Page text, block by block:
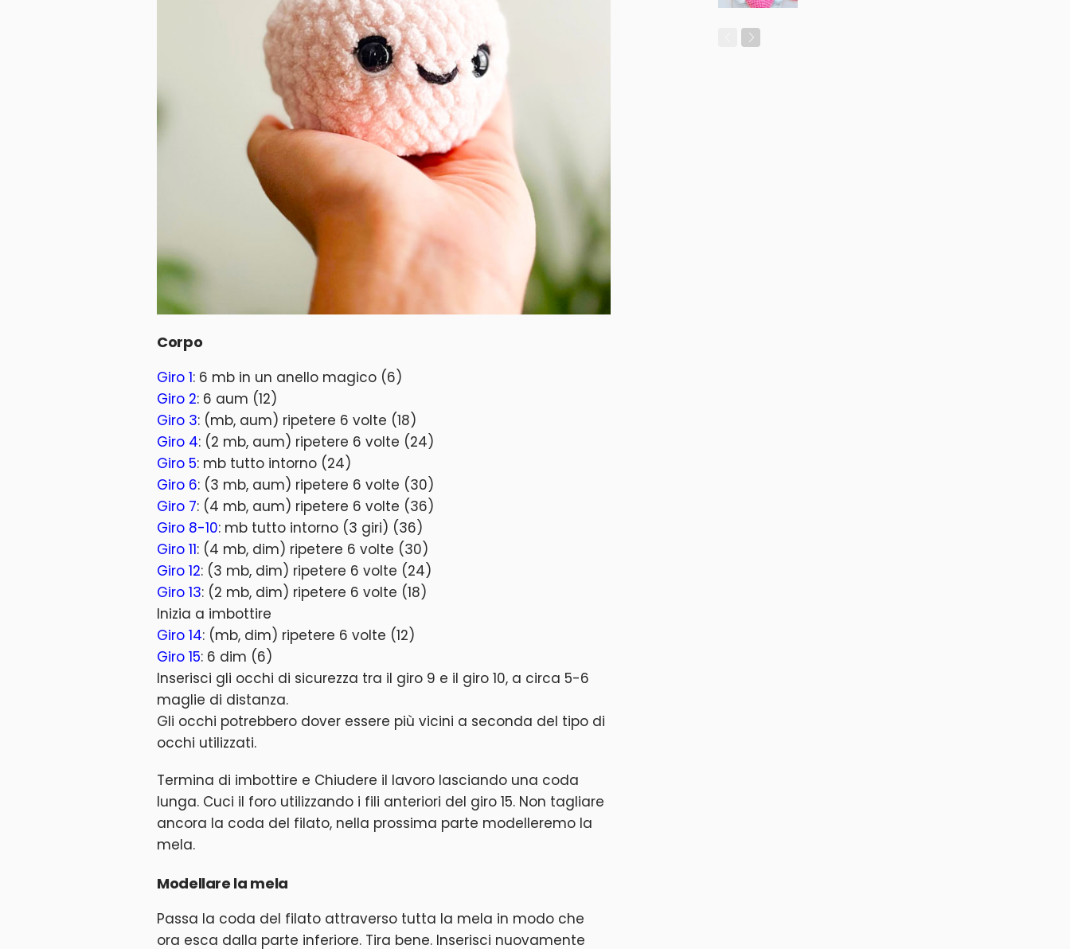
Corpo
Giro 1: 6 mb in un anello magico (6)
Giro 2: 6 aum (12)
Giro 3: (mb, aum) ripetere 6 volte (18)
Giro 4: (2 mb, aum) ripetere 6 volte (24)
Giro 5: mb tutto intorno (24)
Giro 6: (3 mb, aum) ripetere 6 volte (30)
Giro 7: (4 mb, aum) ripetere 6 volte (36)
Giro 8-10: mb tutto intorno (3 giri) (36)
Giro 11: (4 mb, dim) ripetere 6 volte (30)
Giro 12: (3 mb, dim) ripetere 6 volte (24)
Giro 13: (2 mb, dim) ripetere 6 volte (18)
Inizia a imbottire
Giro 14: (mb, dim) ripetere 6 volte (12)
Giro 15: 6 dim (6)
Inserisci gli occhi di sicurezza tra il giro 9 e il giro 10, a circa 5-6
maglie di distanza.
Gli occhi potrebbero dover essere più vicini a seconda del tipo di
occhi utilizzati.
Termina di imbottire e Chiudere il lavoro lasciando una coda
lunga. Cuci il foro utilizzando i fili anteriori del giro 15. Non tagliare
ancora la coda del filato, nella prossima parte modelleremo la
mela.
Modellare la mela
Passa la coda del filato attraverso tutta la mela in modo che
ora esca dalla parte inferiore. Tira bene. Inserisci nuovamente